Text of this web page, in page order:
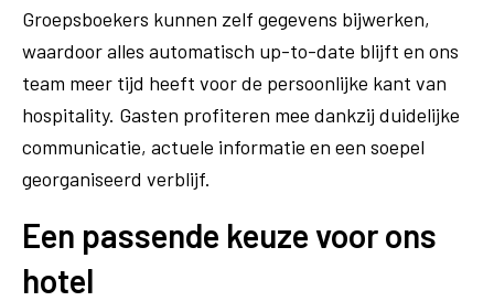
Groepsboekers kunnen zelf gegevens bijwerken,
waardoor alles automatisch up-to-date blijft en ons
team meer tijd heeft voor de persoonlijke kant van
hospitality. Gasten profiteren mee dankzij duidelijke
communicatie, actuele informatie en een soepel
georganiseerd verblijf.
Een passende keuze voor ons
hotel